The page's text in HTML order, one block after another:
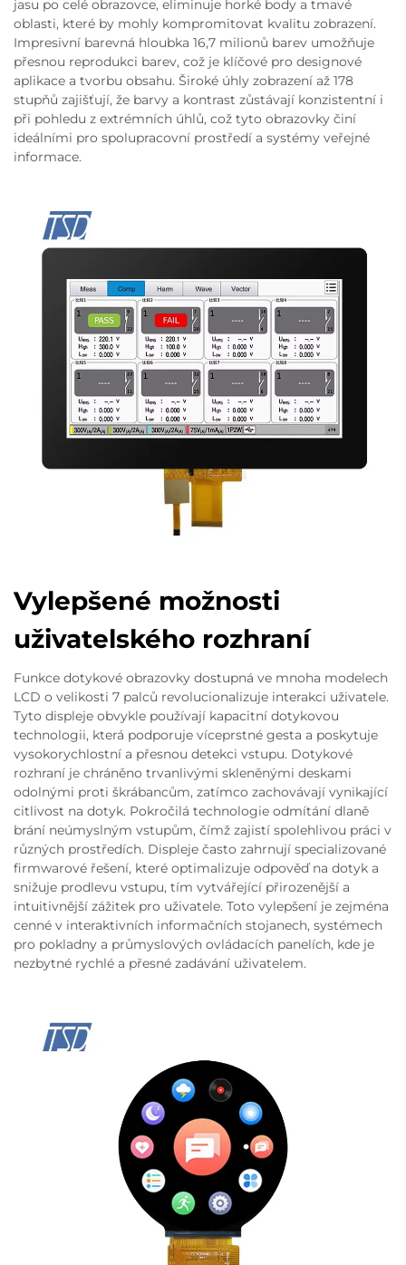
jasu po celé obrazovce, eliminuje horké body a tmavé
oblasti, které by mohly kompromitovat kvalitu zobrazení.
Impresivní barevná hloubka 16,7 milionů barev umožňuje
přesnou reprodukci barev, což je klíčové pro designové
aplikace a tvorbu obsahu. Široké úhly zobrazení až 178
stupňů zajišťují, že barvy a kontrast zůstávají konzistentní i
při pohledu z extrémních úhlů, což tyto obrazovky činí
ideálními pro spolupracovní prostředí a systémy veřejné
informace.
Vylepšené možnosti
uživatelského rozhraní
Funkce dotykové obrazovky dostupná ve mnoha modelech
LCD o velikosti 7 palců revolucionalizuje interakci uživatele.
Tyto displeje obvykle používají kapacitní dotykovou
technologii, která podporuje víceprstné gesta a poskytuje
vysokorychlostní a přesnou detekci vstupu. Dotykové
rozhraní je chráněno trvanlivými skleněnými deskami
odolnými proti škrábancům, zatímco zachovávají vynikající
citlivost na dotyk. Pokročilá technologie odmítání dlaně
brání neúmyslným vstupům, čímž zajistí spolehlivou práci v
různých prostředích. Displeje často zahrnují specializované
firmwarové řešení, které optimalizuje odpověď na dotyk a
snižuje prodlevu vstupu, tím vytvářející přirozenější a
intuitivnější zážitek pro uživatele. Toto vylepšení je zejména
cenné v interaktivních informačních stojanech, systémech
pro pokladny a průmyslových ovládacích panelích, kde je
nezbytné rychlé a přesné zadávání uživatelem.